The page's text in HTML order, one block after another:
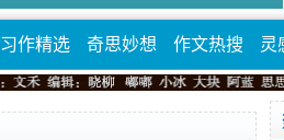
习作精选 奇思妙想 作文热搜 灵